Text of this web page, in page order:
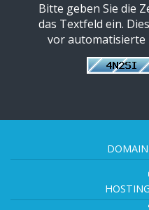
Bitte geben Sie die
das Textfeld ein.
vor automatisierte